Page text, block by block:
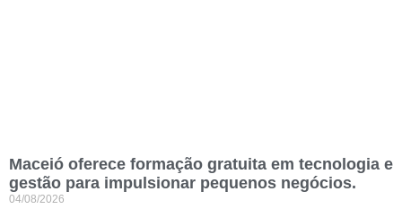
Maceió oferece formação gratuita em tecnologia e
gestão para impulsionar pequenos negócios.
04/08/2026